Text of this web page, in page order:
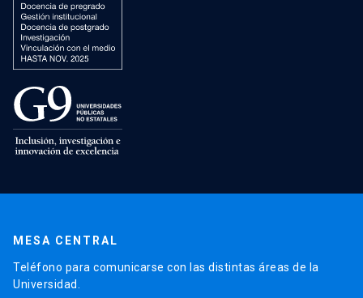
MESA CENTRAL
Teléfono para comunicarse con las distintas áreas de la
Universidad.